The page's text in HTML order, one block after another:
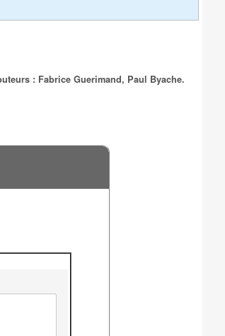
: Fabrice Guerimand, Paul Byache.